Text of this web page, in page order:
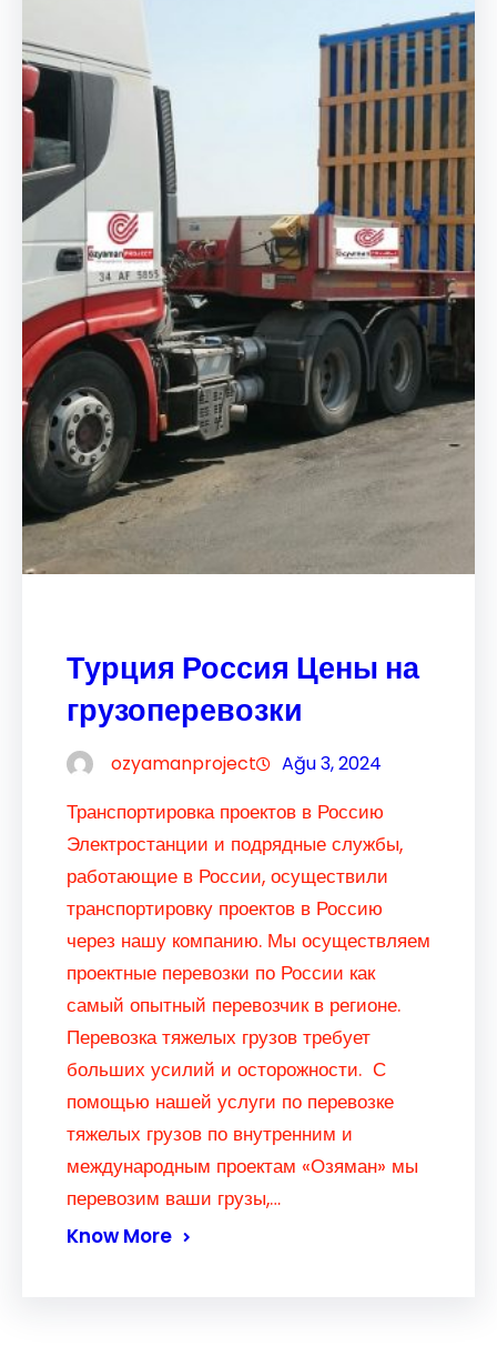
Турция Россия Цены на
грузоперевозки
ozyamanproject Ağu 3, 2024
Транспортировка проектов в Россию
Электростанции и подрядные службы,
работающие в России, осуществили
транспортировку проектов в Россию
через нашу компанию. Мы осуществляем
проектные перевозки по России как
самый опытный перевозчик в регионе.
Перевозка тяжелых грузов требует
больших усилий и осторожности. С
помощью нашей услуги по перевозке
тяжелых грузов по внутренним и
международным проектам «Озяман» мы
перевозим ваши грузы,…
Know More